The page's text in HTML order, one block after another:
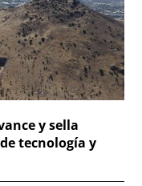
y sella
tecnología y